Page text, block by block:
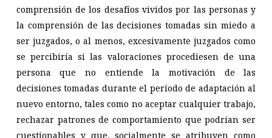
comprensión de los desafíos vividos por las personas y
la comprensión de las decisiones tomadas sin miedo a
ser juzgados, o al menos, excesivamente juzgados como
se percibiría si las valoraciones procediesen de una
persona que no entiende la motivación de las
decisiones tomadas durante el período de adaptación al
nuevo entorno, tales como no aceptar cualquier trabajo,
rechazar patrones de comportamiento que podrían ser
cuestionables y que, socialmente se atribuyen como